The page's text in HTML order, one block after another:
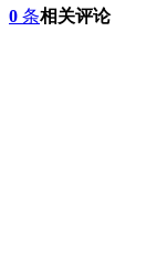
0 条相关评论